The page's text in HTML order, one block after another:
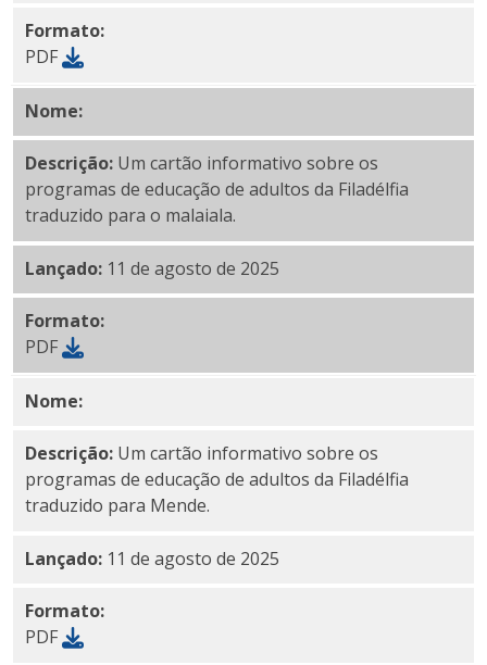
Formato:
PDF
Nome:PDF em
Descrição: Um cartão informativo sobre os
programas de educação de adultos da Filadélfia
traduzido para o malaiala.
Lançado: 11 de agosto de 2025
Formato:
PDF
Nome:Mende PDF
Descrição: Um cartão informativo sobre os
programas de educação de adultos da Filadélfia
traduzido para Mende.
Lançado: 11 de agosto de 2025
Formato:
PDF